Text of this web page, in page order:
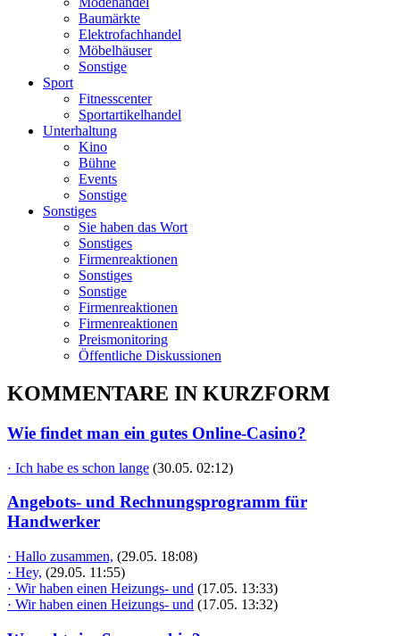
Baumärkte
Elektrofachhandel
Möbelhäuser
Sonstige
Sport
Fitnesscenter
Sportartikelhandel
Unterhaltung
Kino
Bühne
Events
Sonstige
Sonstiges
Sie haben das Wort
Sonstiges
Firmenreaktionen
Sonstiges
Sonstige
Firmenreaktionen
Firmenreaktionen
Preismonitoring
Öffentliche Diskussionen
KOMMENTARE IN KURZFORM
Wie findet man ein gutes Online-Casino?
· Ich habe es schon lange (30.05. 02:12)
Angebots- und Rechnungsprogramm für
Handwerker
· Hallo zusammen, (29.05. 18:08)
· Hey, (29.05. 11:55)
· Wir haben einen Heizungs- und (17.05. 13:33)
· Wir haben einen Heizungs- und (17.05. 13:32)